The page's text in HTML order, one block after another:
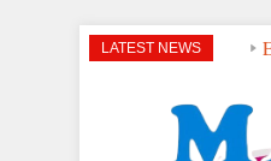
LATEST NEWS